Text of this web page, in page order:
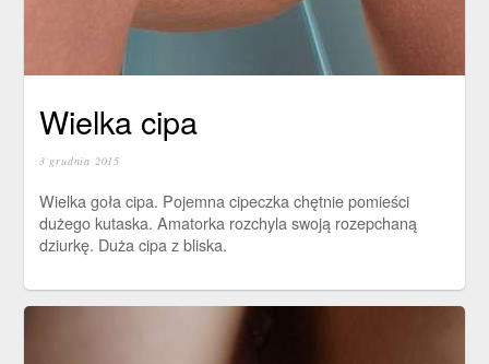
Wielka cipa
3 grudnia 2015
Wielka goła cipa. Pojemna cipeczka chętnie pomieści
dużego kutaska. Amatorka rozchyla swoją rozepchaną
dziurkę. Duża cipa z bliska.